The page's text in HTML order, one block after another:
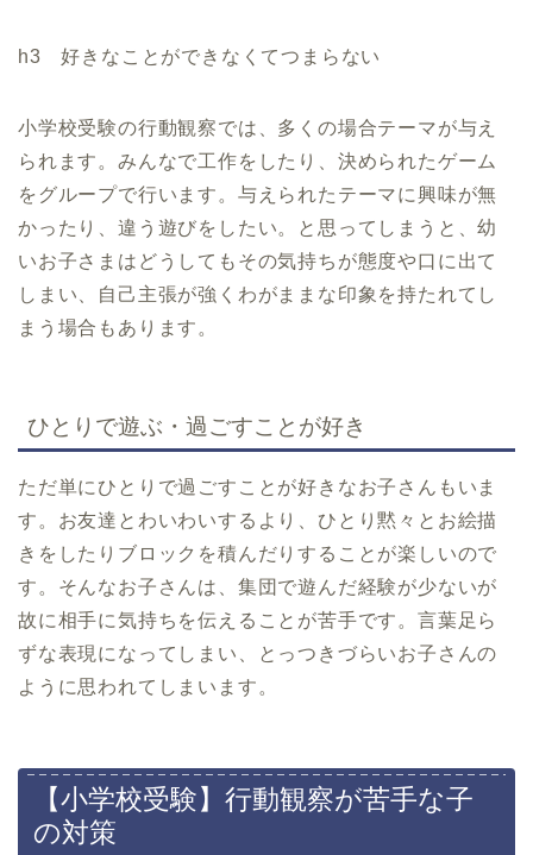
h3 好きなことができなくてつまらない
小学校受験の行動観察では、多くの場合テーマが与え
られます。みんなで工作をしたり、決められたゲーム
をグループで行います。与えられたテーマに興味が無
かったり、違う遊びをしたい。と思ってしまうと、幼
いお子さまはどうしてもその気持ちが態度や口に出て
しまい、自己主張が強くわがままな印象を持たれてし
まう場合もあります。
ひとりで遊ぶ・過ごすことが好き
ただ単にひとりで過ごすことが好きなお子さんもいま
す。お友達とわいわいするより、ひとり黙々とお絵描
きをしたりブロックを積んだりすることが楽しいので
す。そんなお子さんは、集団で遊んだ経験が少ないが
故に相手に気持ちを伝えることが苦手です。言葉足ら
ずな表現になってしまい、とっつきづらいお子さんの
ように思われてしまいます。
【小学校受験】行動観察が苦手な子
の対策